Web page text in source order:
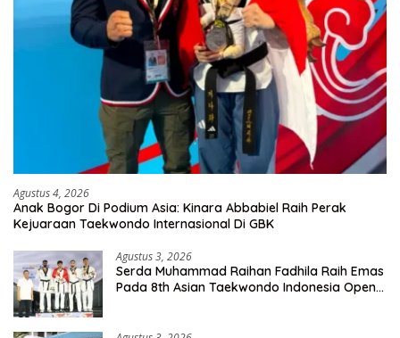
Agustus 4, 2026
Anak Bogor Di Podium Asia: Kinara Abbabiel Raih Perak
Kejuaraan Taekwondo Internasional Di GBK
Agustus 3, 2026
Serda Muhammad Raihan Fadhila Raih Emas
Pada 8th Asian Taekwondo Indonesia Open